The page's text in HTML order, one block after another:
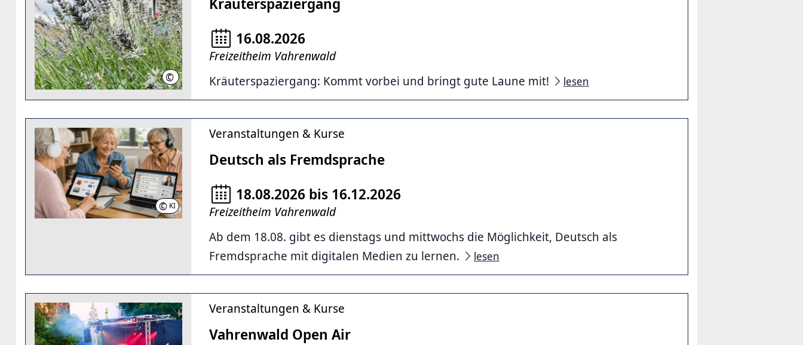
© Katarzyna Dec-Meckle
16.08.2026
Freizeitheim Vahrenwald
Kräuterspaziergang: Kommt vorbei und bringt gute Laune mit!
lesen
© KI -BILD | KI-generiert
Veranstaltungen & Kurse
Deutsch als Fremdsprache
18.08.2026 bis 16.12.2026
Freizeitheim Vahrenwald
Ab dem 18.08. gibt es dienstags und mittwochs die Möglichkeit, Deutsch als
Fremdsprache mit digitalen Medien zu lernen.
lesen
Veranstaltungen & Kurse
Vahrenwald Open Air